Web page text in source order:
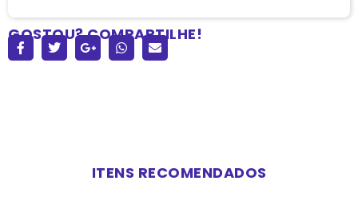
GOSTOU? COMPARTILHE!
ITENS RECOMENDADOS